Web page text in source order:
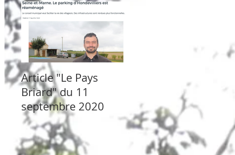
Article "Le Pays
Briard" du 11
septembre 2020